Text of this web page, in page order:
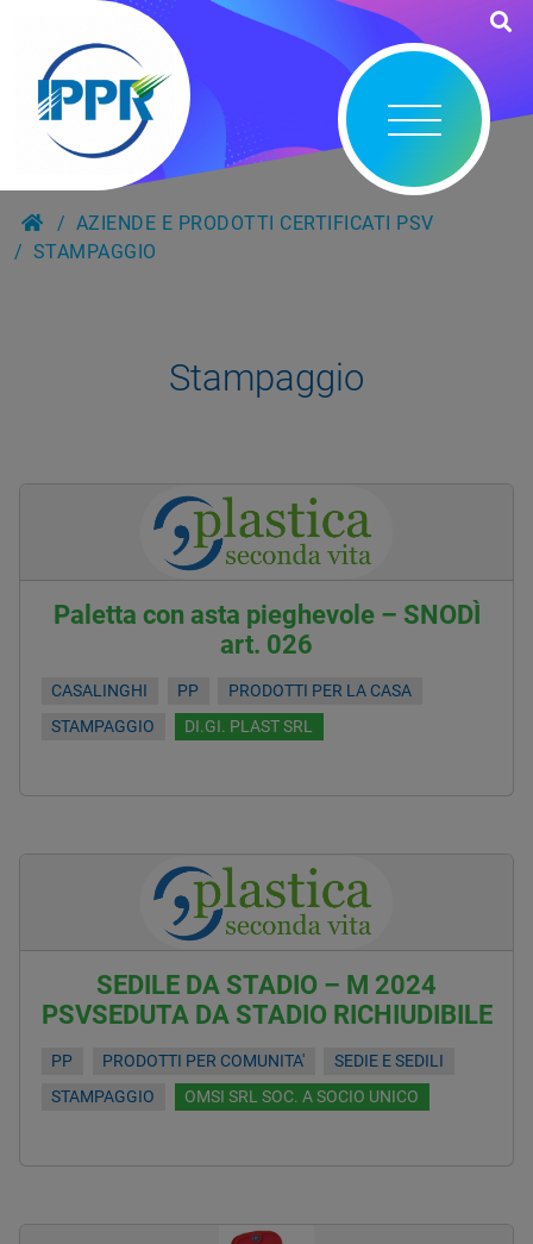
AZIENDE E PRODOTTI CERTIFICATI PSV
STAMPAGGIO
Stampaggio
Paletta con asta pieghevole – SNODÌ
art. 026
CASALINGHI PP
PRODOTTI PER LA CASA
STAMPAGGIO
DI.GI. PLAST SRL
SEDILE DA STADIO – M 2024
PSVSEDUTA DA STADIO RICHIUDIBILE
PP PRODOTTI PER COMUNITA'
SEDIE E SEDILI
STAMPAGGIO
OMSI SRL SOC. A SOCIO UNICO